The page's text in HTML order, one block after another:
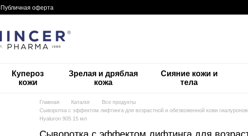
Публичная оферта
Купероз
кожи
Зрелая и дряблая
кожа
Сияние кожи и
тела
Главная Каталог
Все продукты
Сыворотка с эффектом лифтинга для возрастной и обезвоженной кожи
Hyaluron 905 15 мл